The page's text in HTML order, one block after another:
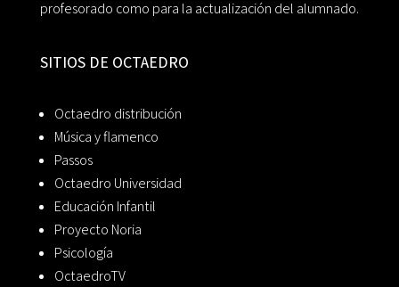
profesorado como para la actualización del alumnado.
SITIOS DE OCTAEDRO
Octaedro distribución
Música y flamenco
Passos
Octaedro Universidad
Educación Infantil
Proyecto Noria
Psicología
OctaedroTV